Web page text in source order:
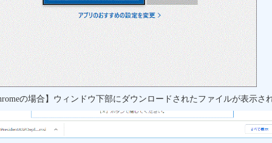
の場合】ウィンドウ下部にダウンロードされたファイルが表示さ